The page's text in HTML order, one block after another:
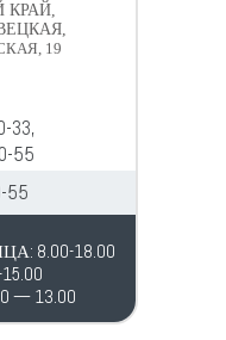
КРАЙ,
19
33,
55
55
8.00-18.00
— 13.00